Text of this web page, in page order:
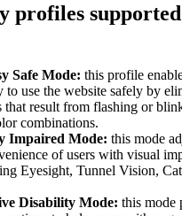
profiles
Safe Mode: this profile
to use the website safely by
that result from flashing or
combinations.
Impaired Mode: this mode
of users with visual
Eyesight, Tunnel Vision,
Disability Mode: this mode